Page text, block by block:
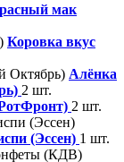
мак
Коровка вкус
Алёнка
2 шт.
2 шт.
(Эссен) 1 шт.